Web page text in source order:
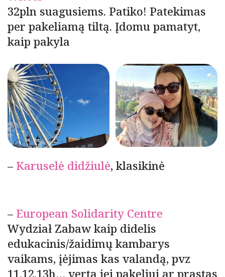
32pln suagusiems. Patiko! Patekimas
per pakeliamą tiltą. Įdomu pamatyt,
kaip pakyla
– Karuselė didžiulė, klasikinė
– European Solidarity Centre
Wydział Zabaw kaip didelis
edukacinis/žaidimų kambarys
vaikams, įėjimas kas valandą, pvz
11,12,13h… verta jei pakeliui ar prastas